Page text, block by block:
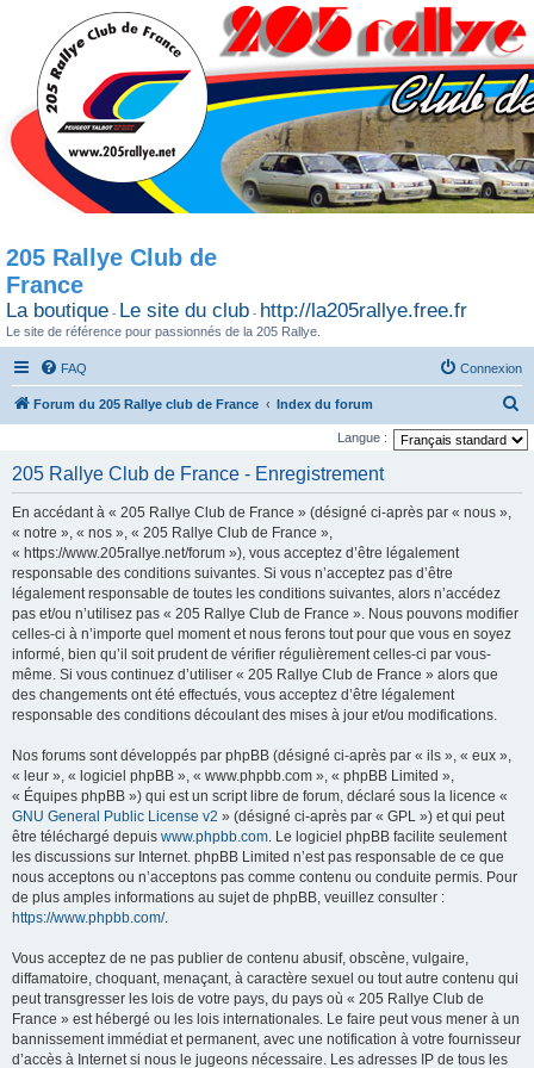
205 Rallye Club de
France
La boutique - Le site du club - http://la205rallye.free.fr
Le site de référence pour passionnés de la 205 Rallye.
FAQ Connexion
Forum du 205 Rallye club de France Index du forum
e
Langue :
205 Rallye Club de France - Enregistrement
En accédant à « 205 Rallye Club de France » (désigné ci-après par « nous »,
« notre », « nos », « 205 Rallye Club de France »,
« https://www.205rallye.net/forum »), vous acceptez d’être légalement
responsable des conditions suivantes. Si vous n’acceptez pas d’être
légalement responsable de toutes les conditions suivantes, alors n’accédez
pas et/ou n’utilisez pas « 205 Rallye Club de France ». Nous pouvons modifier
celles-ci à n’importe quel moment et nous ferons tout pour que vous en soyez
informé, bien qu’il soit prudent de vérifier régulièrement celles-ci par vous-
même. Si vous continuez d’utiliser « 205 Rallye Club de France » alors que
des changements ont été effectués, vous acceptez d’être légalement
responsable des conditions découlant des mises à jour et/ou modifications.
Nos forums sont développés par phpBB (désigné ci-après par « ils », « eux »,
« leur », « logiciel phpBB », « www.phpbb.com », « phpBB Limited »,
« Équipes phpBB ») qui est un script libre de forum, déclaré sous la licence «
GNU General Public License v2 » (désigné ci-après par « GPL ») et qui peut
être téléchargé depuis www.phpbb.com . Le logiciel phpBB facilite seulement
les discussions sur Internet. phpBB Limited n’est pas responsable de ce que
nous acceptons ou n’acceptons pas comme contenu ou conduite permis. Pour
de plus amples informations au sujet de phpBB, veuillez consulter :
https://www.phpbb.com/.
Vous acceptez de ne pas publier de contenu abusif, obscène, vulgaire,
diffamatoire, choquant, menaçant, à caractère sexuel ou tout autre contenu qui
peut transgresser les lois de votre pays, du pays où « 205 Rallye Club de
France » est hébergé ou les lois internationales. Le faire peut vous mener à un
bannissement immédiat et permanent, avec une notification à votre fournisseur
d’accès à Internet si nous le jugeons nécessaire. Les adresses IP de tous les